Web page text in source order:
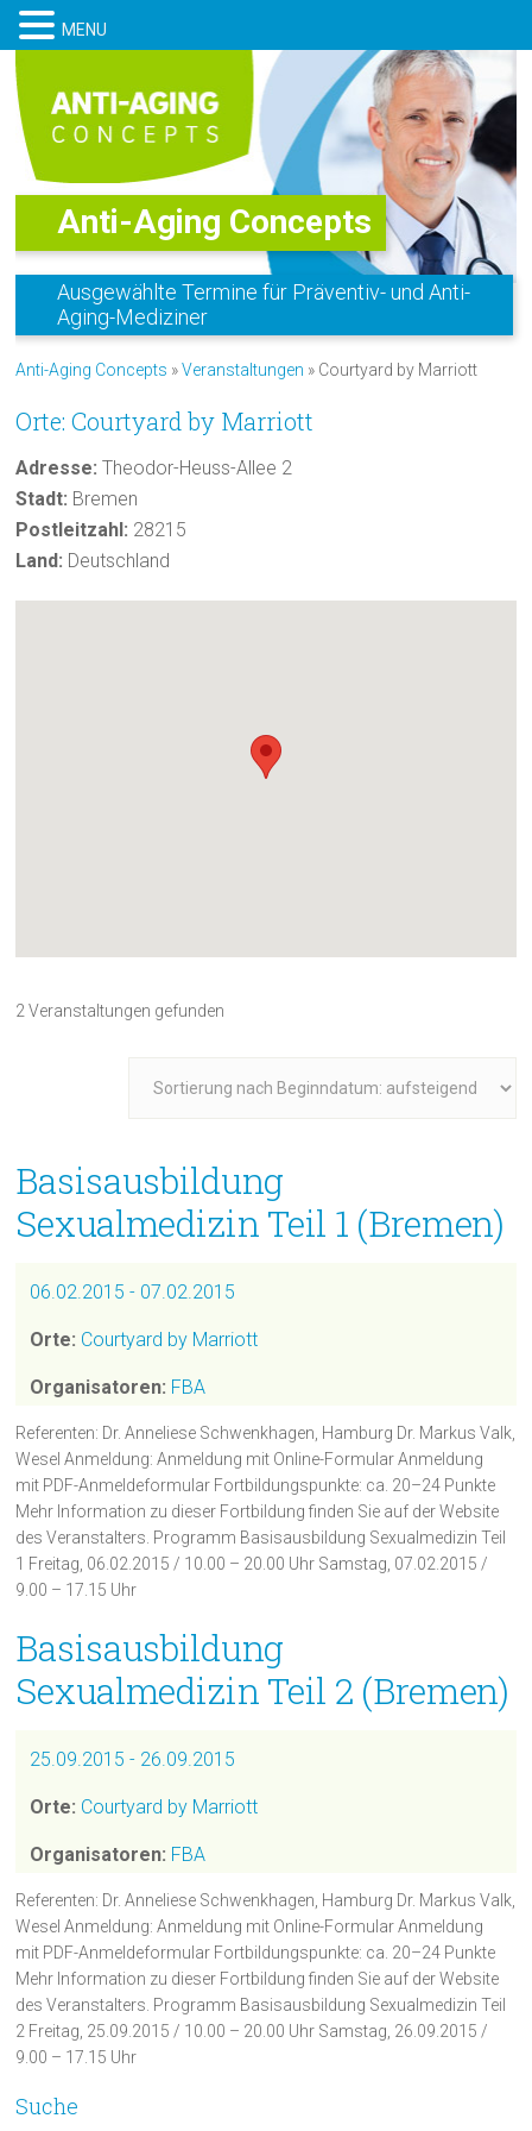
Anti-Aging Concepts
Ausgewählte Termine für Präventiv- und Anti-
Aging-Mediziner
Anti-Aging Concepts »Veranstaltungen » Courtyard by Marriott
Orte: Courtyard by Marriott
Adresse: Theodor-Heuss-Allee 2
Stadt: Bremen
Postleitzahl: 28215
Land: Deutschland
2 Veranstaltungen gefunden
Basisausbildung
Sexualmedizin Teil 1 (Bremen)
06.02.2015 - 07.02.2015
Orte: Courtyard by Marriott
Organisatoren: FBA
Referenten: Dr. Anneliese Schwenkhagen, Hamburg Dr. Markus Valk,
Wesel Anmeldung: Anmeldung mit Online-Formular Anmeldung
mit PDF-Anmeldeformular Fortbildungspunkte: ca. 20–24 Punkte
Mehr Information zu dieser Fortbildung finden Sie auf der Website
des Veranstalters. Programm Basisausbildung Sexualmedizin Teil
1 Freitag, 06.02.2015 / 10.00 – 20.00 Uhr Samstag, 07.02.2015 /
9.00 – 17.15 Uhr
Basisausbildung
Sexualmedizin Teil 2 (Bremen)
25.09.2015 - 26.09.2015
Orte: Courtyard by Marriott
Organisatoren: FBA
Referenten: Dr. Anneliese Schwenkhagen, Hamburg Dr. Markus Valk,
Wesel Anmeldung: Anmeldung mit Online-Formular Anmeldung
mit PDF-Anmeldeformular Fortbildungspunkte: ca. 20–24 Punkte
Mehr Information zu dieser Fortbildung finden Sie auf der Website
des Veranstalters. Programm Basisausbildung Sexualmedizin Teil
2 Freitag, 25.09.2015 / 10.00 – 20.00 Uhr Samstag, 26.09.2015 /
9.00 – 17.15 Uhr
Suche
MENU